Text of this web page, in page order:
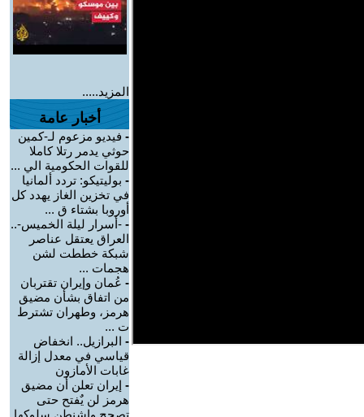
المزيد.....
أخبار عامة
- فيديو مزعوم لـ-كمين
حوثي يدمر رتلا كاملا
للقوات الحكومية الي ...
- بوليتيكو: تردد ألمانيا
في تخزين الغاز يهدد كل
أوروبا بشتاء ق ...
- -أسرار ليلة الخميس-..
العراق يعتقل عناصر
شبكة خططت لشن
هجمات ...
- عُمان وإيران تقتربان
من اتفاق بشأن مضيق
هرمز، وطهران تشترط
ت ...
- البرازيل.. انخفاض
قياسي في معدل إزالة
غابات الأمازون
- إيران تعلن أن مضيق
هرمز لن يٌفتح حتى
تصحح واشنطن سلوكها